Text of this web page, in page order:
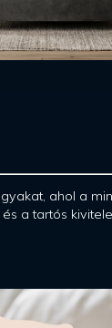
ahol a
a tartós